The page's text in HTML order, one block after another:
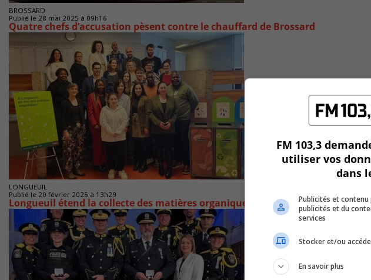
BROSSARD
Publié le 28 mai 2025 à 09h16
Quatre chefs d’accusation pèsent contre le chauffard de Brossard
LONGUEUIL
Publié le 20 février 2025 à 13h29
Longueuil étend la collecte des matières organiques
FM 103,3
utiliser vos
dans
Publicités et
publicités et du
services
Stocker et/ou
En savoir plus